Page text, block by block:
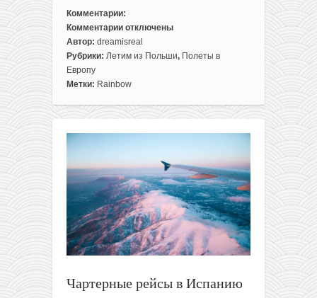
Комментарии:
Комментарии
к
записи
Август:
чартер
Менорку
Варшавы
115€
туда-
обратно
отключены
Автор: dreamisreal
Рубрики: Летим из Польши, Полеты в
Европу
Метки: Rainbow
Чартерные рейсы в Испанию